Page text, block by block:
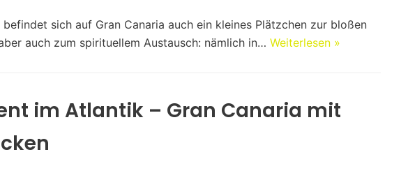
sich auf Gran Canaria auch ein kleines Plätzchen zur bloßen
auch zum spirituellem Austausch: nämlich in… Weiterlesen »
im Atlantik – Gran Canaria mit